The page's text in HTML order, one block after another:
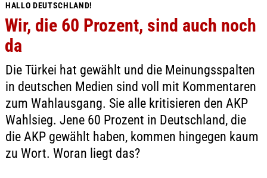
HALLO DEUTSCHLAND!
Wir, die 60 Prozent, sind auch noch
da
Die Türkei hat gewählt und die Meinungsspalten
in deutschen Medien sind voll mit Kommentaren
zum Wahlausgang. Sie alle kritisieren den AKP
Wahlsieg. Jene 60 Prozent in Deutschland, die
die AKP gewählt haben, kommen hingegen kaum
zu Wort. Woran liegt das?